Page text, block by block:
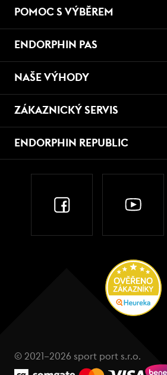
POMOC S VÝBĚREM
ENDORPHIN PAS
NAŠE VÝHODY
ZÁKAZNICKÝ SERVIS
ENDORPHIN REPUBLIC
© 2021–2026 sport port s.r.o.